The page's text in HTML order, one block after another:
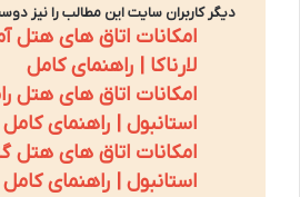
دیگر کاربران سایت این مطالب را نیز
امکانات اتاق های هتل
لارناکا | راهنمای کامل
امکانات اتاق های هتل
استانبول | راهنمای کامل
امکانات اتاق های هتل
استانبول | راهنمای کامل